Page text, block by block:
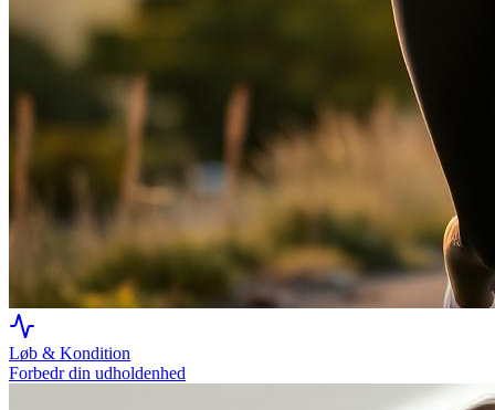
Løb & Kondition
Forbedr din udholdenhed